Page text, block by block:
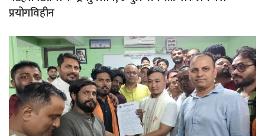
प्रयोगविहीन